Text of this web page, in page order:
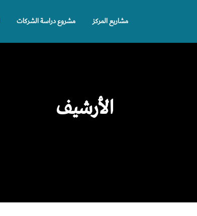
مشاريع المركز مشروع دراسة الشركات
الأرشيف